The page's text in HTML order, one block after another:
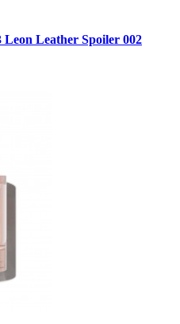
Leather Spoiler 002